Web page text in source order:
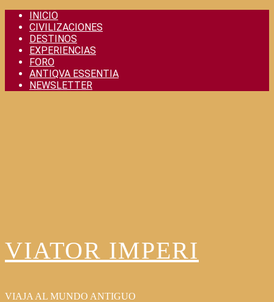
Skip
content
INICIO
CIVILIZACIONES
DESTINOS
EXPERIENCIAS
FORO
ANTIQVA ESSENTIA
NEWSLETTER
VIATOR IMPERI
VIAJA AL MUNDO ANTIGUO